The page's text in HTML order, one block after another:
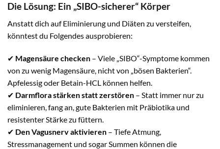
Die Lösung: Ein „SIBO-sicherer“ Körper
Anstatt dich auf Eliminierung und Diäten zu versteifen,
könntest du Folgendes ausprobieren:
✔ Magensäure checken – Viele „SIBO“-Symptome kommen
von zu wenig Magensäure, nicht von „bösen Bakterien“.
Apfelessig oder Betain-HCL können helfen.
✔ Darmflora stärken statt zerstören – Statt immer nur zu
eliminieren, fang an, gute Bakterien mit Präbiotika und
resistenter Stärke zu füttern.
✔ Den Vagusnerv aktivieren – Tiefe Atmung,
Stressmanagement und sogar Summen können die